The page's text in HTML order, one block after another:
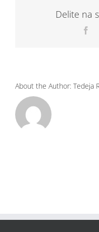
Delite na
About the Author: Tedeja